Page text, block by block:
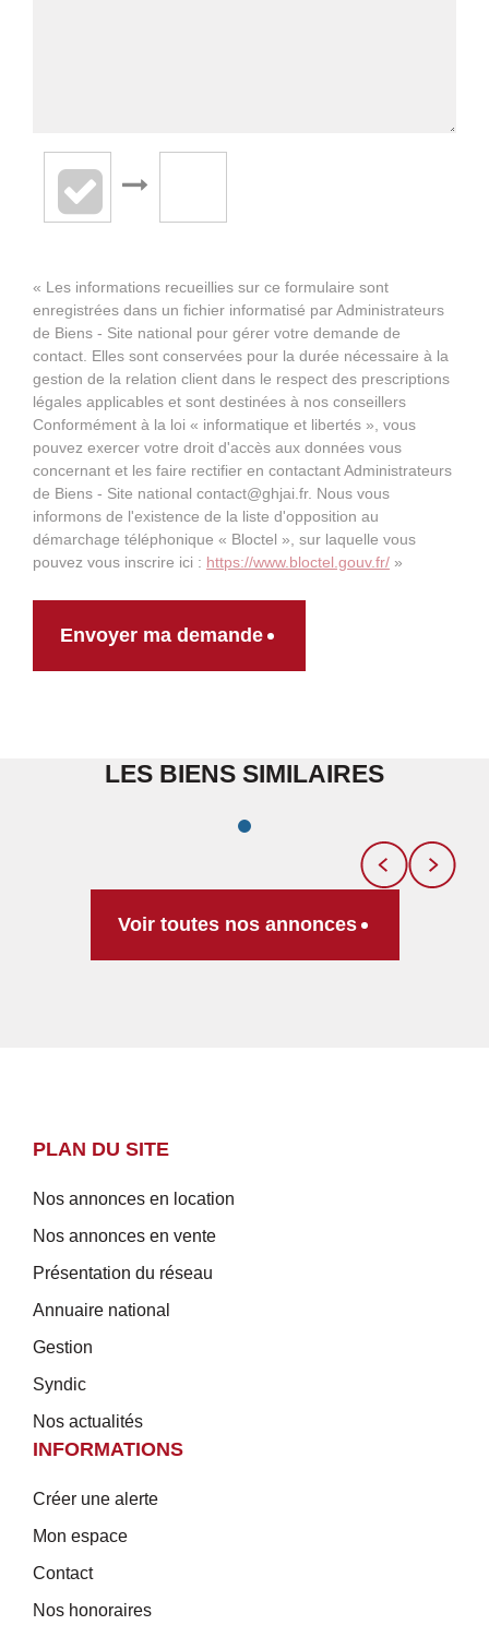
« Les informations recueillies sur ce formulaire sont
enregistrées dans un fichier informatisé par Administrateurs
de Biens - Site national pour gérer votre demande de
contact. Elles sont conservées pour la durée nécessaire à la
gestion de la relation client dans le respect des prescriptions
légales applicables et sont destinées à nos conseillers
Conformément à la loi « informatique et libertés », vous
pouvez exercer votre droit d'accès aux données vous
concernant et les faire rectifier en contactant Administrateurs
de Biens - Site national contact@ghjai.fr. Nous vous
informons de l'existence de la liste d'opposition au
démarchage téléphonique « Bloctel », sur laquelle vous
pouvez vous inscrire ici : https://www.bloctel.gouv.fr/ »
Envoyer ma demande
LES BIENS SIMILAIRES
Voir toutes nos annonces
PLAN DU SITE
Nos annonces en location
Nos annonces en vente
Présentation du réseau
Annuaire national
Gestion
Syndic
Nos actualités
INFORMATIONS
Créer une alerte
Mon espace
Contact
Nos honoraires